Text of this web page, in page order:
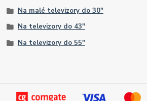
Na malé televizory do 30"
Na televizory do 43"
Na televizory do 55"